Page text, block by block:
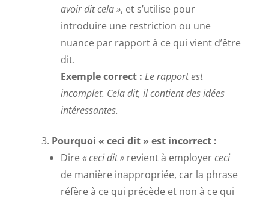
avoir dit cela », et s’utilise pour
introduire une restriction ou une
nuance par rapport à ce qui vient d’être
dit.
Exemple correct : Le rapport est
incomplet. Cela dit, il contient des idées
intéressantes.
Pourquoi « ceci dit » est incorrect :
Dire« ceci dit »revient à employerceci
de manière inappropriée, car la phrase
réfère à ce qui précède et non à ce qui